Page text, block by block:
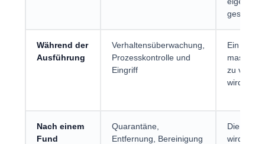
gestoppt.
Während der
Ausführung
Verhaltensüberwachung,
Prozesskontrolle und
Eingriff
Ein
zu
wird
Nach einem
Fund
Quarantäne,
Entfernung, Bereinigung
Die
wird